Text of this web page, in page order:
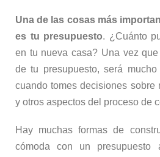
Una de las cosas más
es tu presupuesto. ¿Cuánto
en tu nueva casa? Una vez
de tu presupuesto, será
cuando tomes decisiones sobre
y otros aspectos del proceso de
Hay muchas formas de
cómoda con un presupuesto